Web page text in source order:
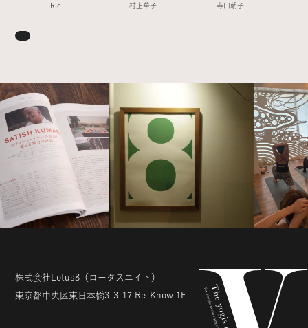
Rie 村上華子 寺口朝子
株式会社Lotus8 （ロータスエイト）
東京都中央区東日本橋3-3-17 Re-Know 1F